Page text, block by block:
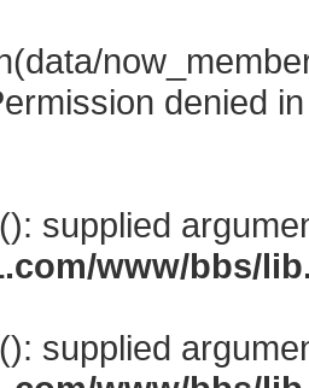
denied
supplied
www/bbs/
supplied